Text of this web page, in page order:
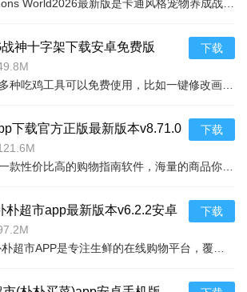
神十字架下载安卓免费版
安卓免费版
下载
下载官方正版最新版本v8.71.0
下载
朴超市app最新版本v6.2.2安卓
下载